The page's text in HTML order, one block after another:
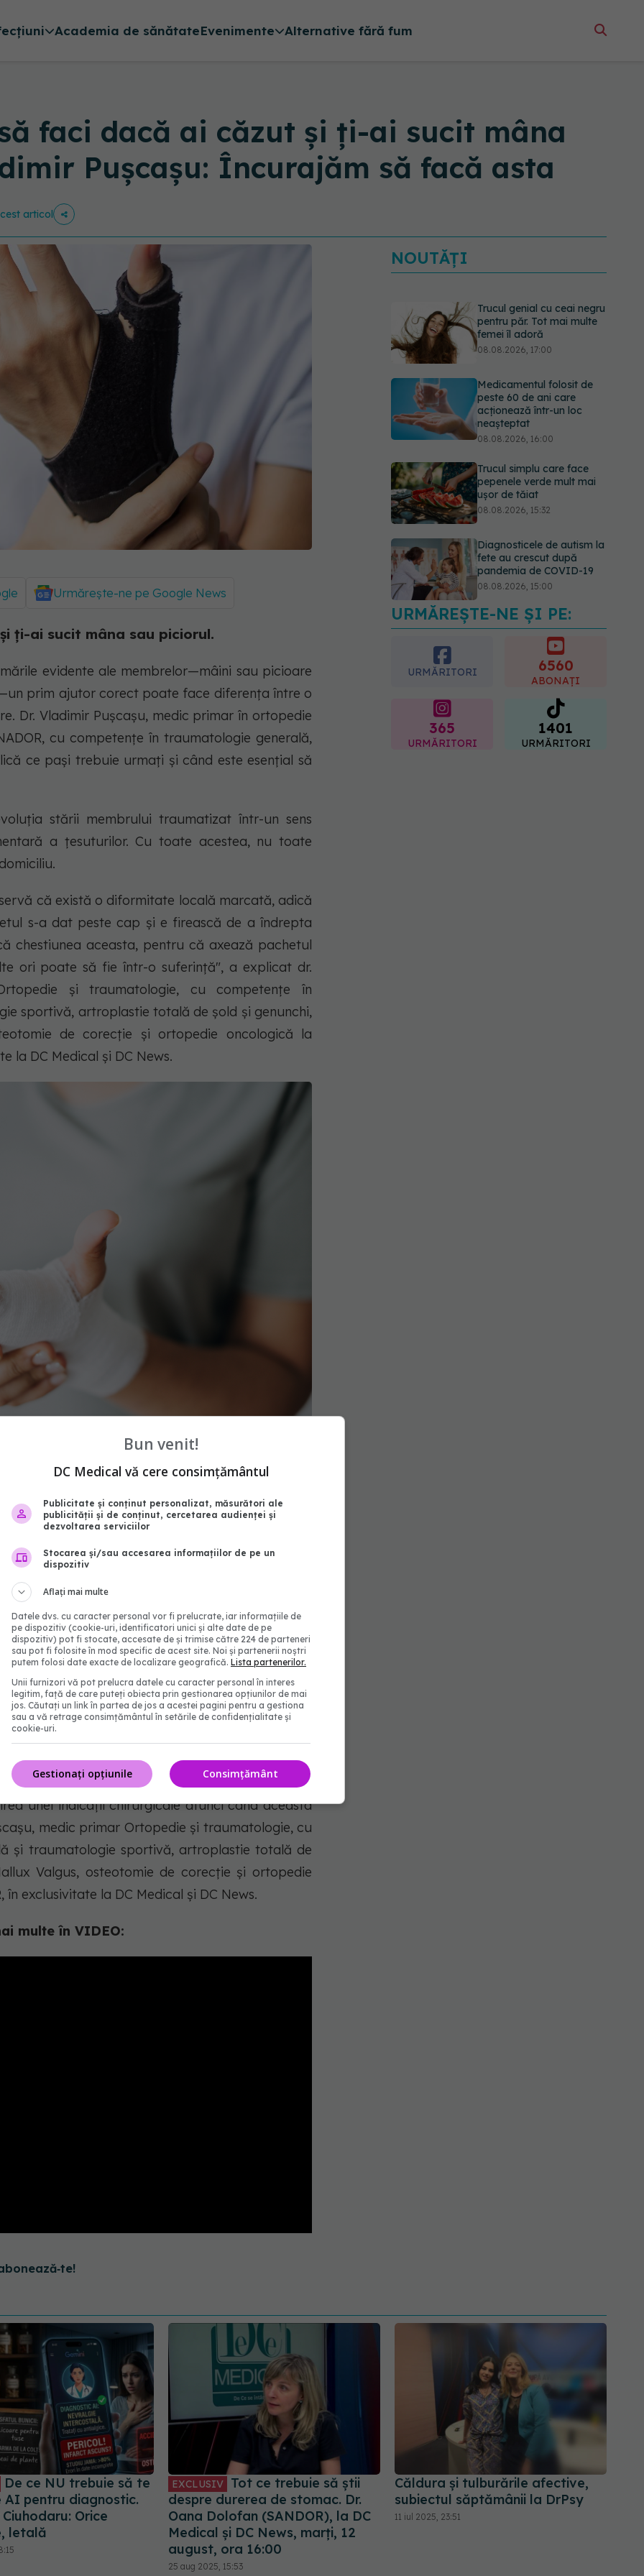
Academia de sănătateEvenimente Alternative fără fum
faci dacă ai căzut și ți-ai sucit mâna
Pușcașu: Încurajăm să facă asta
articol
Urmărește-ne pe Google News
ți-ai sucit mâna sau piciorul.
evidente ale membrelor—mâini sau picioare
prim ajutor corect poate face diferența între o
Dr. Vladimir Pușcașu, medic primar în ortopedie
cu competențe în traumatologie generală,
ce pași trebuie urmați și când este esențial să
stării membrului traumatizat într-un sens
a țesuturilor. Cu toate acestea, nu toate
că există o diformitate locală marcată, adică
s-a dat peste cap și e firească de a îndrepta
chestiunea aceasta, pentru că axează pachetul
ori poate să fie într-o suferință", a explicat dr.
și traumatologie, cu competențe în
sportivă, artroplastie totală de șold și genunchi,
de corecție și ortopedie oncologică la
la DC Medical și DC News.
și ți-ai sucit mâna sau piciorul - FOTO:
pas esențial
de investigații imagistice detaliate pentru a
de rezultat, medicul ortoped decide planul
evoluția locală într-un sens favorabil, dar dacă
de urgență care să preia pacientul și să
ulterior să fie o imobilizare temporară, până la
stabilește un diagnostic de certitudine și mai
ia atitudinea de corecție, adică reducerea
unei indicații chirurgicale atunci când aceasta
medic primar Ortopedie și traumatologie, cu
și traumatologie sportivă, artroplastie totală de
Valgus, osteotomie de corecție și ortopedie
exclusivitate la DC Medical și DC News.
multe în VIDEO:
NOUTĂȚI
Trucul genial cu ceai negru
pentru păr. Tot mai multe
femei îl adoră
08.08.2026, 17:00
Medicamentul folosit de
peste 60 de ani care
acționează într-un loc
neașteptat
08.08.2026, 16:00
Trucul simplu care face
pepenele verde mult mai
ușor de tăiat
08.08.2026, 15:32
Diagnosticele de autism la
fete au crescut după
pandemia de COVID-19
08.08.2026, 15:00
Microplasticele pot
traversa bariera
placentară și modifica
08.08.2026, 18:00
URMĂREȘTE-NE ȘI PE:
URMĂRITORI 6560
ABONAȚI
365
URMĂRITORI
1401
URMĂRITORI
De ce NU trebuie să te
AI pentru diagnostic.
Ciuhodaru: Orice
letală
EXCLUSIV
Tot ce trebuie să știi
despre durerea de stomac. Dr.
Oana Dolofan (SANDOR), la DC
Medical și DC News, marți, 12
august, ora 16:00
25 aug 2025, 15:53
Căldura și tulburările afective,
subiectul săptămânii la DrPsy
11 iul 2025, 23:51
Bun venit!
DC Medical vă cere consimțământul
Publicitate și conținut personalizat, măsurători ale
publicității și de conținut, cercetarea audienței și
dezvoltarea serviciilor
Stocarea și/sau accesarea informațiilor de pe un
dispozitiv
Aflați mai multe
Datele dvs. cu caracter personal vor fi prelucrate, iar informațiile de
pe dispozitiv (cookie-uri, identificatori unici și alte date de pe
dispozitiv) pot fi stocate, accesate de și trimise către 224 de parteneri
sau pot fi folosite în mod specific de acest site. Noi și partenerii noștri
putem folosi date exacte de localizare geografică. Lista partenerilor.
Unii furnizori vă pot prelucra datele cu caracter personal în interes
legitim, față de care puteți obiecta prin gestionarea opțiunilor de mai
jos. Căutați un link în partea de jos a acestei pagini pentru a gestiona
sau a vă retrage consimțământul în setările de confidențialitate și
cookie-uri.
Consimțământ
Gestionați opțiunile